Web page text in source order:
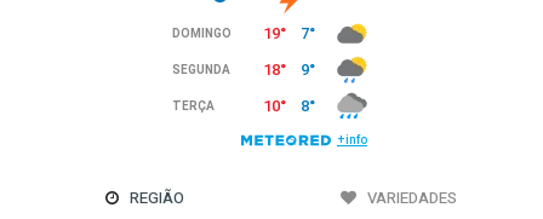
REGIÃO VARIEDADES